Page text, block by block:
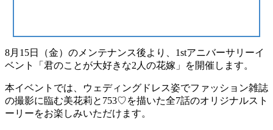
8月15日（金）のメンテナンス後より、1stアニバーサリーイ
ベント「君のことが大好きな2人の花嫁」を開催します。
本イベントでは、ウェディングドレス姿でファッション雑誌
の撮影に臨む美花莉と753♡を描いた全7話のオリジナルスト
ーリーをお楽しみいただけます。